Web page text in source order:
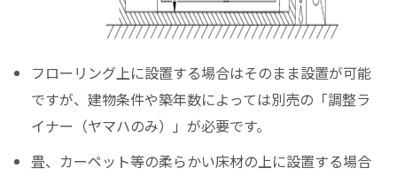
フローリング上に設置する場合はそのまま設置が可能
ですが、建物条件や築年数によっては別売の「調整ラ
イナー（ヤマハのみ）」が必要です。
畳、カーペット等の柔らかい床材の上に設置する場合